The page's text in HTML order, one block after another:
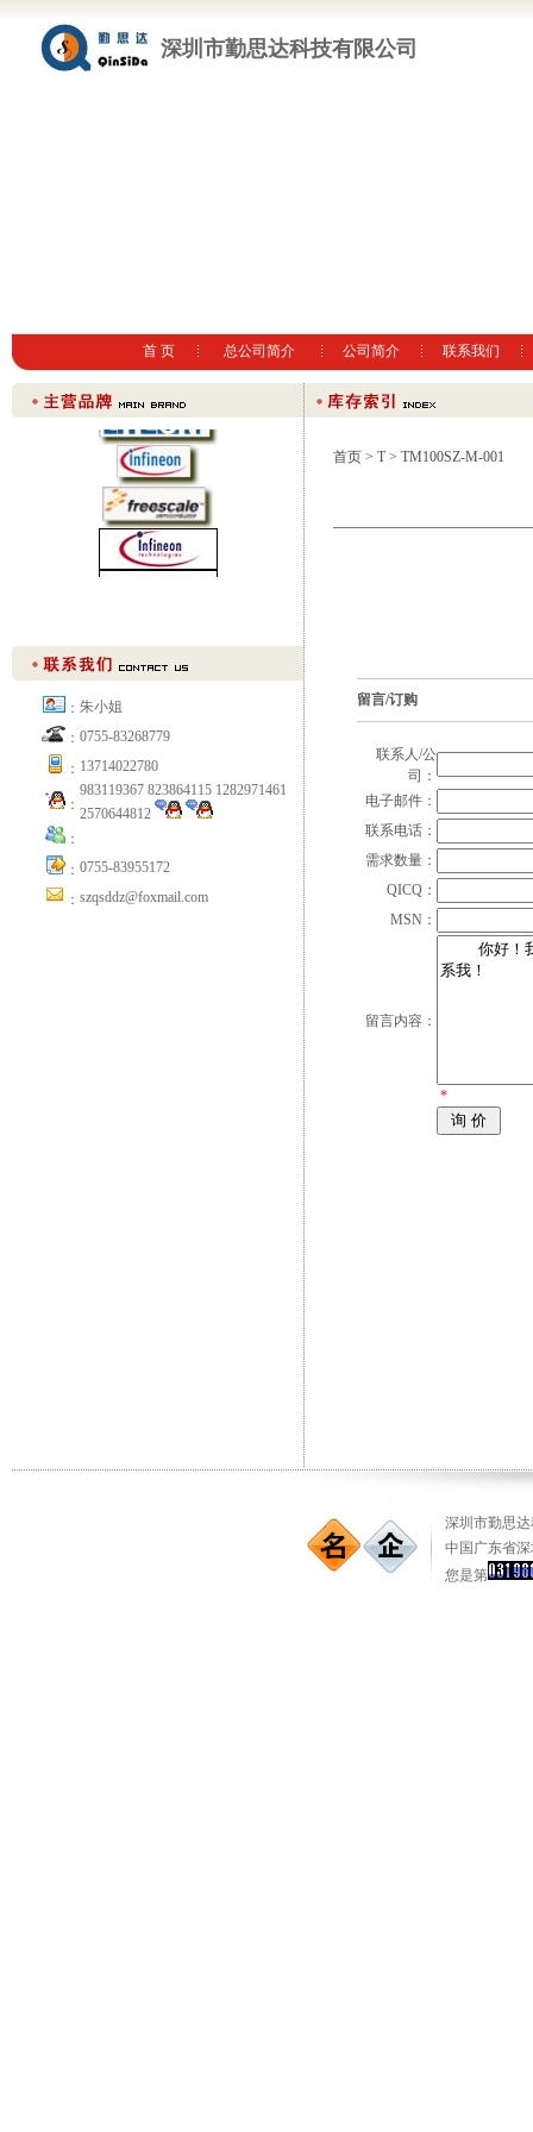
深圳市勤思达科技有限公司
首 页 总公司简介 公司简介 联系我们
： 朱小姐
： 0755-83268779
： 13714022780
：
983119367 823864115 1282971461
2570644812
：
： 0755-83955172
： szqsddz@foxmail.com
首页 > T > TM100SZ-M-001
留言/订购
联系人/公
司：
电子邮件：
联系电话：
需求数量：
QICQ：
MSN：
留言内容：
*
深圳市勤思
中国广东省
您是第